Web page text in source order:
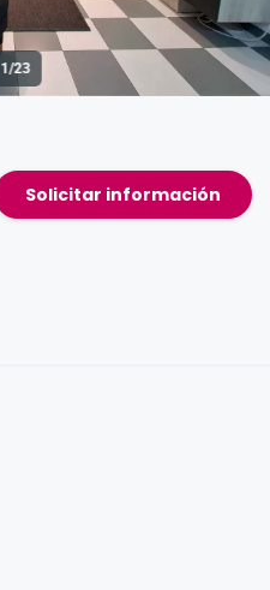
1/23
Solicitar información